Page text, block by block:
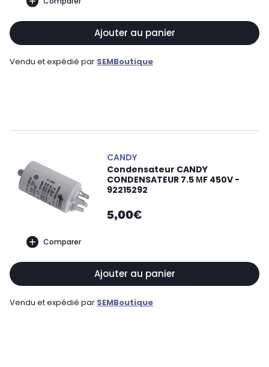
Ajouter au panier
Vendu et expédié par SEMBoutique
Comparer
CANDY
Condensateur CANDY
CONDENSATEUR 7.5 ΜF 450V -
92215292
5,00€
Ajouter au panier
Vendu et expédié par SEMBoutique